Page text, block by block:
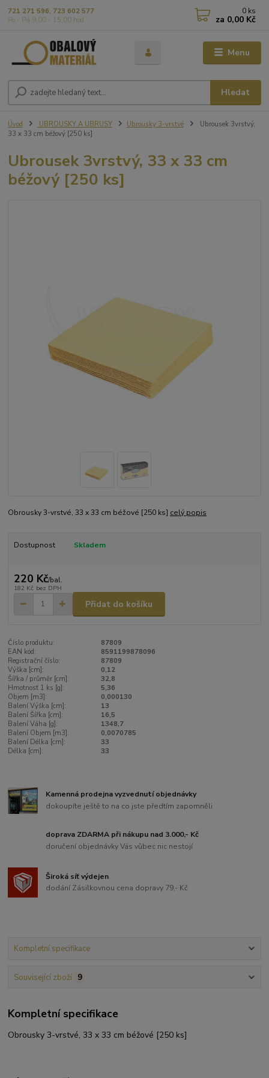
Menu
Hledat
721 271 596, 723 602 577
Po - Pá 9,00 - 15,00 hod
0 ks
za 0,00 Kč
Úvod UBROUSKY A UBRUSY Ubrousky 3-vrstvé
Ubrousek 3vrstvý,
33 x 33 cm béžový [250 ks]
Ubrousek 3vrstvý, 33 x 33 cm
béžový [250 ks]
Obrousky 3-vrstvé, 33 x 33 cm béžové [250 ks] celý popis
Dostupnost Skladem
220 Kč/bal.
182 Kč bez DPH
Přidat do košíku
Číslo produktu:
87809
EAN kód:
8591199878096
Registrační číslo:
87809
Výška [cm]:
0,12
Šířka / průměr [cm]:
32,8
Hmotnost 1 ks [g]:
5,36
Objem [m3]:
0,000130
Balení Výška [cm]:
13
Balení Šířka [cm]:
16,5
Balení Váha [g]:
1348,7
Balení Objem [m3]:
0,0070785
Balení Délka [cm]:
33
Délka [cm]:
33
Kamenná prodejna vyzvednutí objednávky
dokoupíte ještě to na co jste předtím zapomněli
doprava ZDARMA při nákupu nad 3.000,- Kč
doručení objednávky Vás vůbec nic nestojí
Široká síť výdejen
dodání Zásilkovnou cena dopravy 79,- Kč
Kompletní specifikace
Související zboží 9
Kompletní specifikace
Obrousky 3-vrstvé, 33 x 33 cm béžové [250 ks]